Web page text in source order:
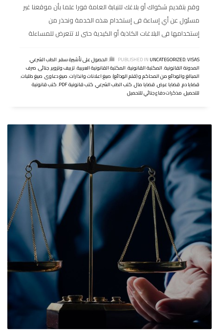
وقم بتقديم شكواك أو بلاغك للنيابة العامة فورا علما بأن موقعنا غير
مسئول عن أي إساءة فى إستخدام هذه الخدمة ونحذر من
إستخدامها فى البلاغات الكاذبة أو الكيدية حتى لا تتعرض للمساءلة
PUBLISHED IN UNCATEGORIZED,VISAS
,الحصول على تأشيرة سفر,الطب الشرعي,
المدونة القانونية,المكتبة القانونية,المكتبة القانونية العربية,تزييف وتزوير,جنائى,صرف
المبالغ والودائع من المحاكم و (قلم الودائع),صيغ اعلانات وانذارات,صيغ دعاوى,صيغ طلبات,
قضايا دم,قضايا عرض,قضايا مال,كتب الطب الشرعي,كتب قانونية PDF ,كتب قانونية
للتحميل,مذكرات دفاع جنائي للتحميل